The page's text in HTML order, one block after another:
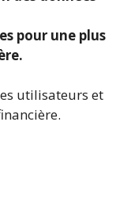
pour une plus
utilisateurs et